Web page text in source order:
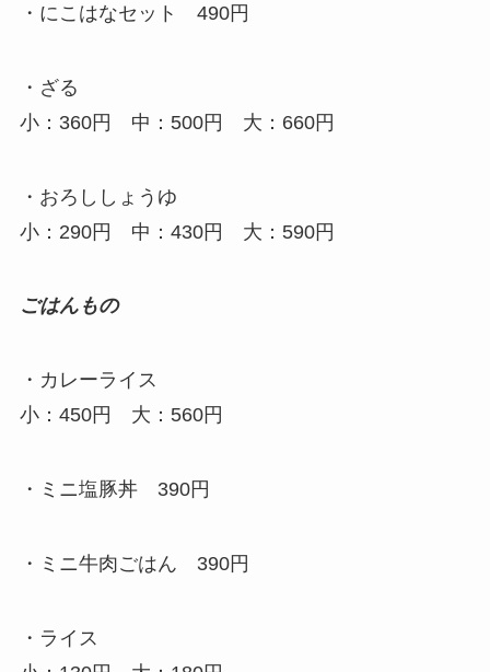
・にこはなセット 490円
・ざる
小：360円 中：500円 大：660円
・おろししょうゆ
小：290円 中：430円 大：590円
ごはんもの
・カレーライス
小：450円 大：560円
・ミニ塩豚丼 390円
・ミニ牛肉ごはん 390円
・ライス